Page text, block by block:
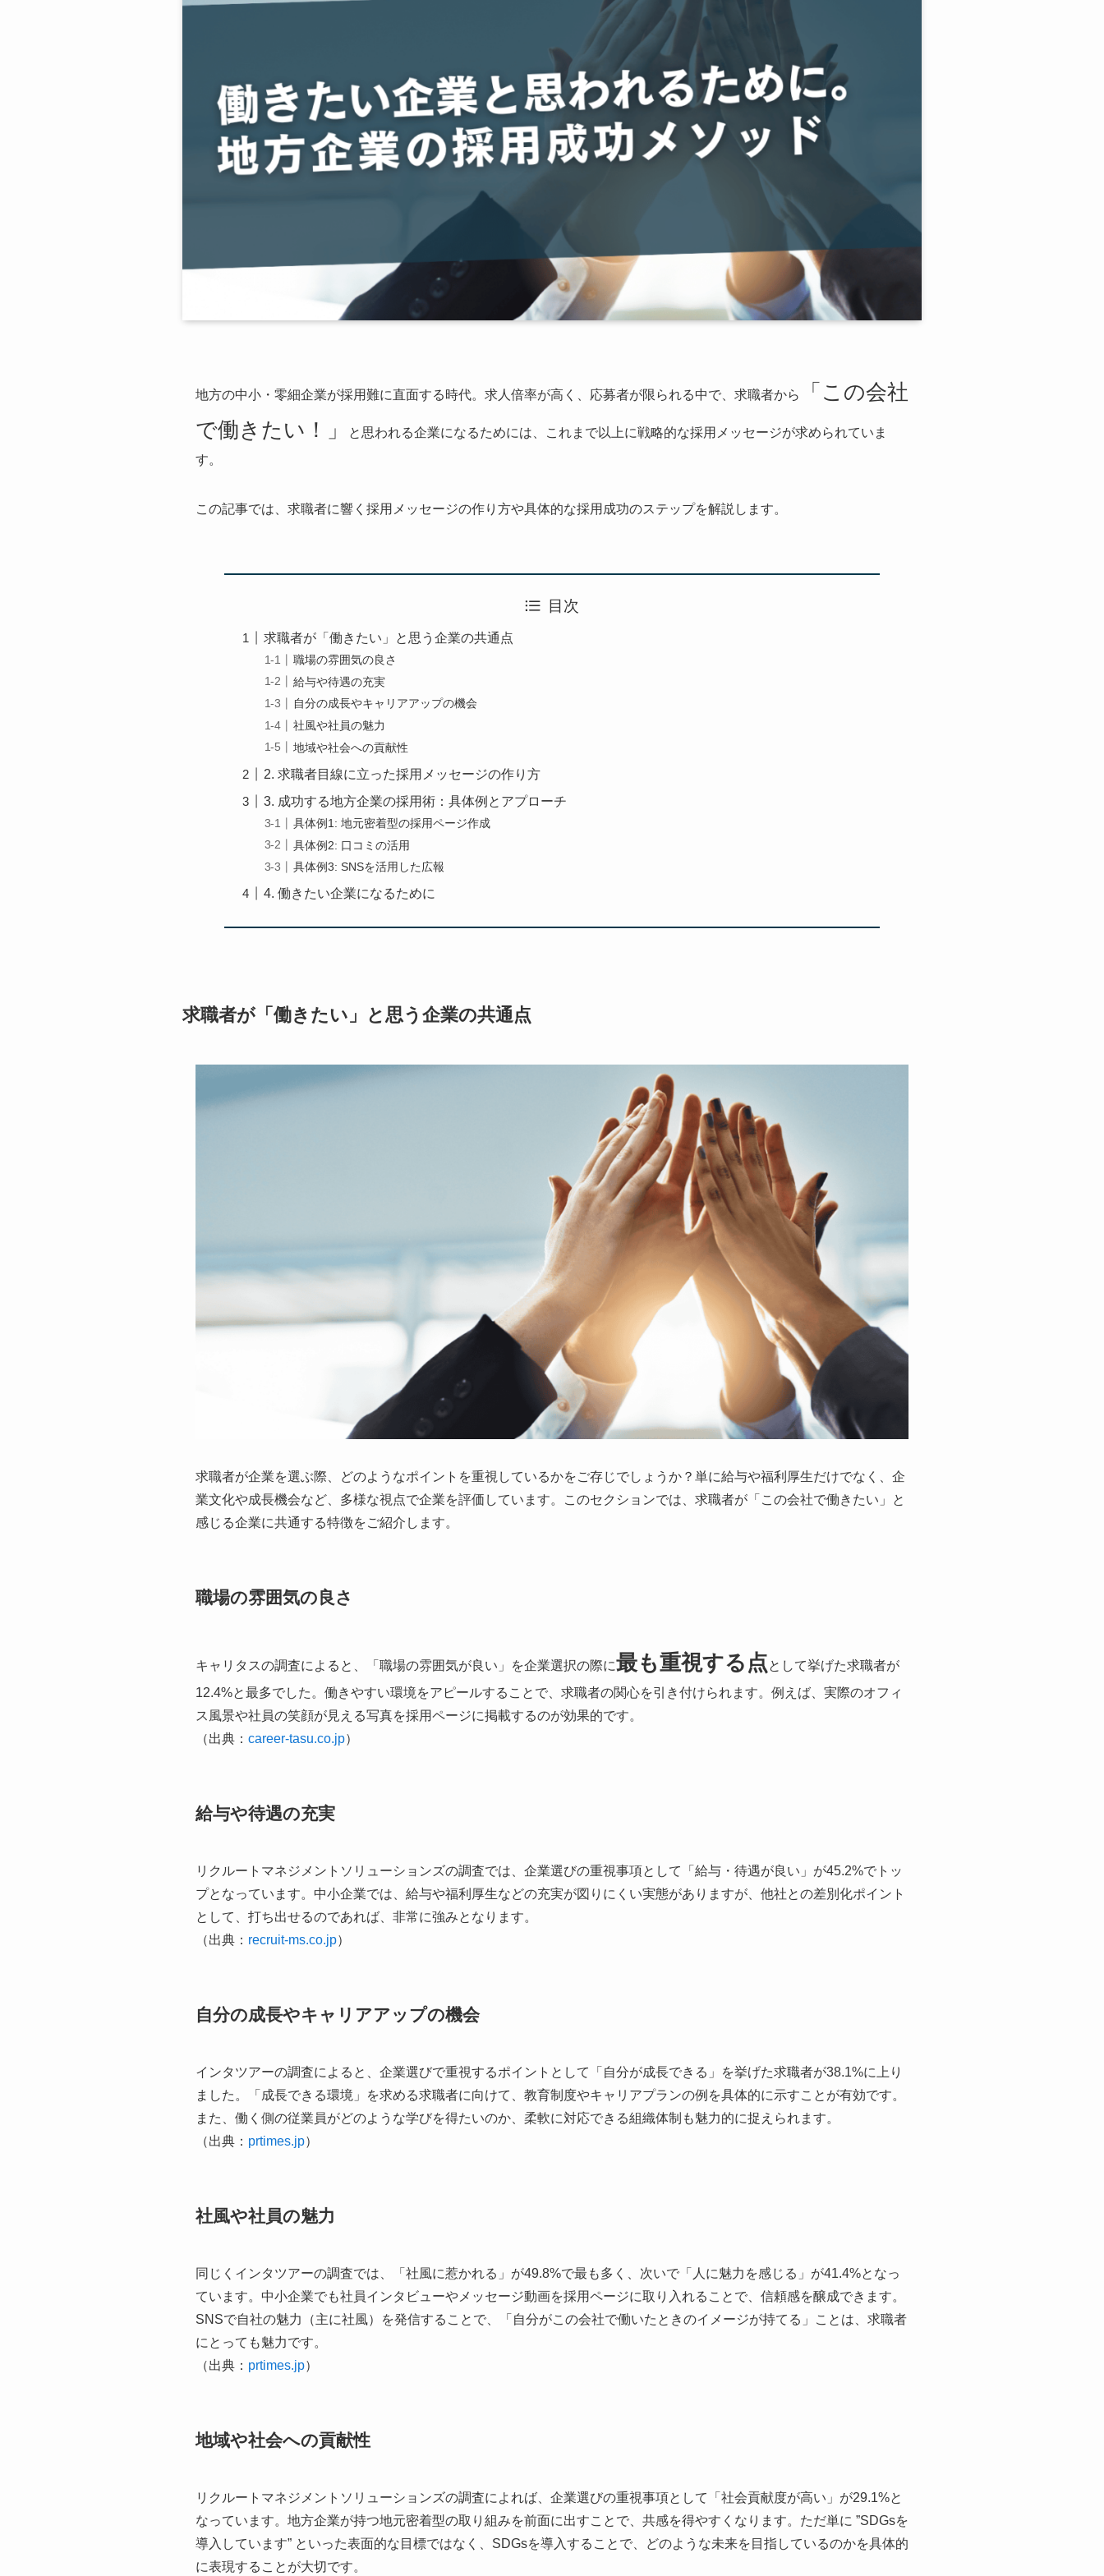
地方の中小・零細企業が採用難に直面する時代。求人倍率が高く、応募者が限られる中で、求職者から
「この会社
で働きたい！」
と思われる企業になるためには、これまで以上に戦略的な採用メッセージが求められていま
す。
この記事では、求職者に響く採用メッセージの作り方や具体的な採用成功のステップを解説します。
目次
求職者が「働きたい」と思う企業の共通点
職場の雰囲気の良さ
給与や待遇の充実
自分の成長やキャリアアップの機会
社風や社員の魅力
地域や社会への貢献性
2. 求職者目線に立った採用メッセージの作り方
3. 成功する地方企業の採用術：具体例とアプローチ
具体例1: 地元密着型の採用ページ作成
具体例2: 口コミの活用
具体例3: SNSを活用した広報
4. 働きたい企業になるために
求職者が「働きたい」と思う企業の共通点
求職者が企業を選ぶ際、どのようなポイントを重視しているかをご存じでしょうか？単に給与や福利厚生だけでなく、企
業文化や成長機会など、多様な視点で企業を評価しています。このセクションでは、求職者が「この会社で働きたい」と
感じる企業に共通する特徴をご紹介します。
職場の雰囲気の良さ
キャリタスの調査によると、「職場の雰囲気が良い」を企業選択の際に最も重視する点として挙げた求職者が
12.4%と最多でした。働きやすい環境をアピールすることで、求職者の関心を引き付けられます。例えば、実際のオフィ
ス風景や社員の笑顔が見える写真を採用ページに掲載するのが効果的です。
（出典：​ career-tasu.co.jp）
給与や待遇の充実
リクルートマネジメントソリューションズの調査では、企業選びの重視事項として「給与・待遇が良い」が45.2%でトッ
プとなっています。中小企業では、給与や福利厚生などの充実が図りにくい実態がありますが、他社との差別化ポイント
として、打ち出せるのであれば、非常に強みとなります。
（出典：​ recruit-ms.co.jp）
自分の成長やキャリアアップの機会
インタツアーの調査によると、企業選びで重視するポイントとして「自分が成長できる」を挙げた求職者が38.1%に上り
ました。「成長できる環境」を求める求職者に向けて、教育制度やキャリアプランの例を具体的に示すことが有効です。
また、働く側の従業員がどのような学びを得たいのか、柔軟に対応できる組織体制も魅力的に捉えられます。
（出典：​ prtimes.jp）
社風や社員の魅力
同じくインタツアーの調査では、「社風に惹かれる」が49.8%で最も多く、次いで「人に魅力を感じる」が41.4%となっ
ています。中小企業でも社員インタビューやメッセージ動画を採用ページに取り入れることで、信頼感を醸成できます。
SNSで自社の魅力（主に社風）を発信することで、「自分がこの会社で働いたときのイメージが持てる」ことは、求職者
にとっても魅力です。
（出典：​ prtimes.jp）
地域や社会への貢献性
リクルートマネジメントソリューションズの調査によれば、企業選びの重視事項として「社会貢献度が高い」が29.1%と
なっています。地方企業が持つ地元密着型の取り組みを前面に出すことで、共感を得やすくなります。ただ単に ”SDGsを
導入しています” といった表面的な目標ではなく、SDGsを導入することで、どのような未来を目指しているのかを具体的
に表現することが大切です。